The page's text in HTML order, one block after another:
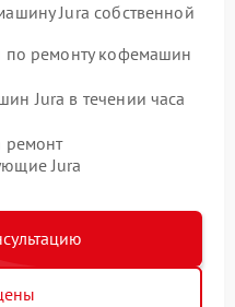
Jura собственной
по ремонту кофемашин
Jura в течении часа
ремонт
Jura